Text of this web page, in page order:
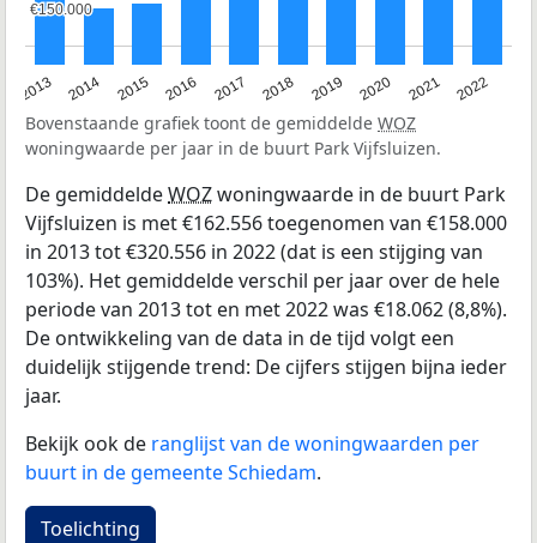
2013 2014 2015 2016 2017 2018 2019 2020 2021 2022
€150.000
€150.000
Bovenstaande grafiek toont de gemiddelde WOZ
woningwaarde per jaar in de buurt Park Vijfsluizen.
De gemiddeldeWOZwoningwaarde in de buurt Park
Vijfsluizen is met €162.556 toegenomen van €158.000
in 2013 tot €320.556 in 2022 (dat is een stijging van
103%). Het gemiddelde verschil per jaar over de hele
periode van 2013 tot en met 2022 was €18.062 (8,8%).
De ontwikkeling van de data in de tijd volgt een
duidelijk stijgende trend: De cijfers stijgen bijna ieder
jaar.
Bekijk ook de ranglijst van de woningwaarden per
buurt in de gemeente Schiedam.
Toelichting